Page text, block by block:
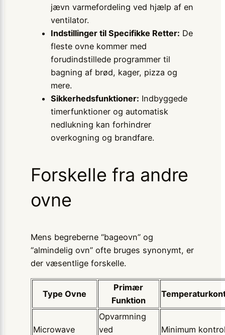
jævn varmefordeling ved hjælp af en
ventilator.
Indstillinger til Specifikke Retter: De
fleste ovne kommer med
forudindstillede programmer til
bagning af brød, kager, pizza og
mere.
Sikkerhedsfunktioner: Indbyggede
timerfunktioner og automatisk
nedlukning kan forhindrer
overkogning og brandfare.
Forskelle fra andre
ovne
Mens begreberne “bageovn” og
“almindelig ovn” ofte bruges synonymt, er
der væsentlige forskelle.
Type Ovne
Primær
Funktion
Microwave
Opvarmning
ved
Minimum